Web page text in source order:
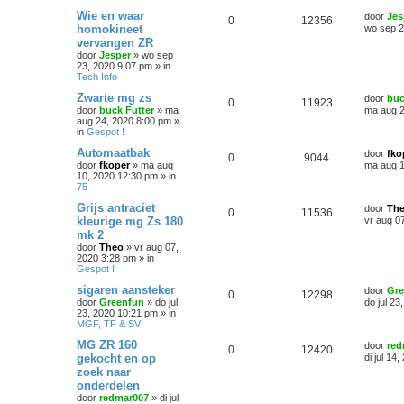
Wie en waar
homokineet
vervangen ZR
door Jesper» wo sep
23, 2020 9:07 pm » in
Tech Info
0 12356 door
wo sep
Zwarte mg zs
door buck Futter» ma
aug 24, 2020 8:00 pm »
in Gespot !
0 11923 door
ma aug
Automaatbak
door fkoper» ma aug
10, 2020 12:30 pm » in
75
0 9044 door
ma aug
Grijs antraciet
kleurige mg Zs 180
mk 2
door Theo » vr aug 07,
2020 3:28 pm » in
Gespot !
0 11536 door
vr aug
sigaren aansteker
door Greenfun » do jul
23, 2020 10:21 pm » in
MGF, TF & SV
0 12298 door
do jul
MG ZR 160
gekocht en op
zoek naar
onderdelen
door redmar007 » di jul
0 12420 door
di jul 14,